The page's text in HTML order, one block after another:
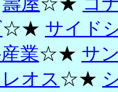
☆★ サイド
業☆★ サ
オス☆★